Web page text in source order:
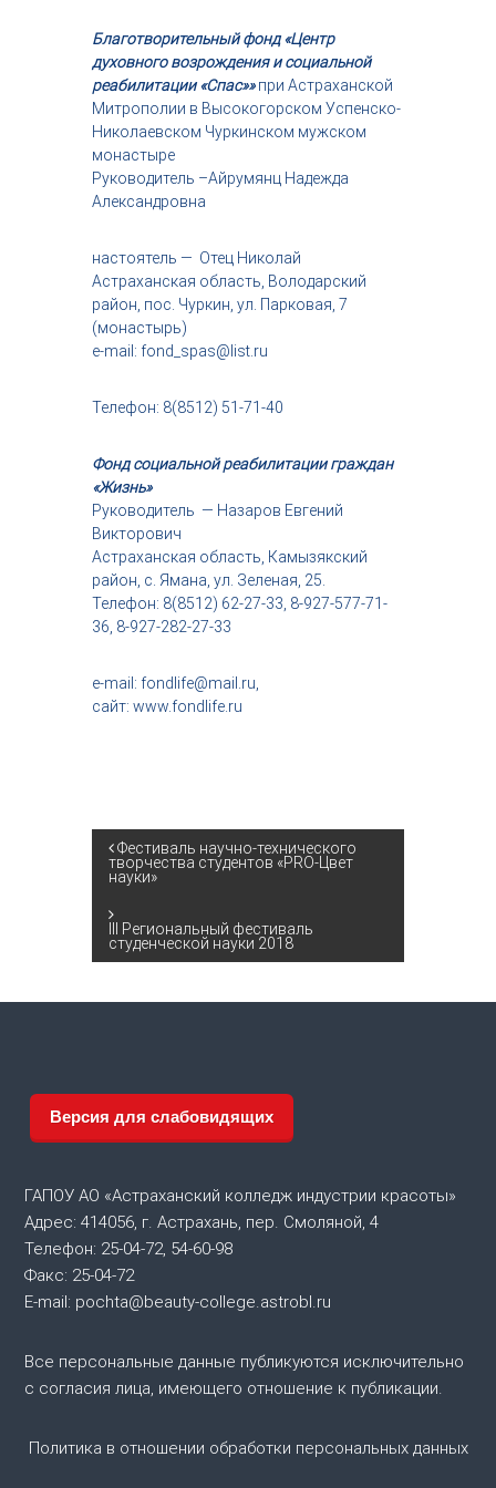
Благотворительный фонд «Центр
духовного возрождения и социальной
реабилитации «Спас»»при Астраханской
Митрополии в Высокогорском Успенско-
Николаевском Чуркинском мужском
монастыре
Руководитель –Айрумянц Надежда
Александровна
настоятель — Отец Николай
Астраханская область, Володарский
район, пос. Чуркин, ул. Парковая, 7
(монастырь)
e-mail: fond_spas@list.ru
Телефон: 8(8512) 51-71-40
Фонд социальной реабилитации граждан
«Жизнь»
Руководитель — Назаров Евгений
Викторович
Астраханская область, Камызякский
район, с. Ямана, ул. Зеленая, 25.
Телефон: 8(8512) 62-27-33, 8-927-577-71-
36, 8-927-282-27-33
e-mail: fondlife@mail.ru,
сайт: www.fondlife.ru
Н
в
и
а
ц
и
я
п
о
з
а
Фестиваль научно-технического
творчества студентов «PRO-Цвет
науки»
III Региональный фестиваль
студенческой науки 2018
Версия для слабовидящих
ГАПОУ АО «Астраханский колледж индустрии красоты»
Адрес: 414056, г. Астрахань, пер. Смоляной, 4
Телефон: 25-04-72, 54-60-98
Факс: 25-04-72
E-mail: pochta@beauty-college.astrobl.ru
Все персональные данные публикуются исключительно
с согласия лица, имеющего отношение к публикации.
Политика в отношении обработки персональных данных